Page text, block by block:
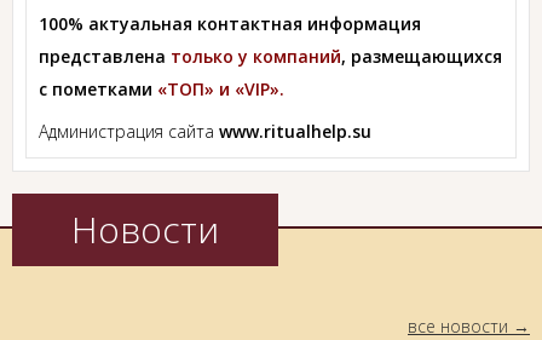
100% актуальная контактная информация
представлена только у компаний, размещающихся
с пометками «ТОП» и «VIP».
Администрация сайта www.ritualhelp.su
Новости
все новости